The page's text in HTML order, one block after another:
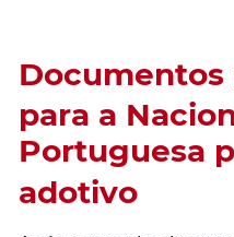
Documentos
para a
Portuguesa
adotivo